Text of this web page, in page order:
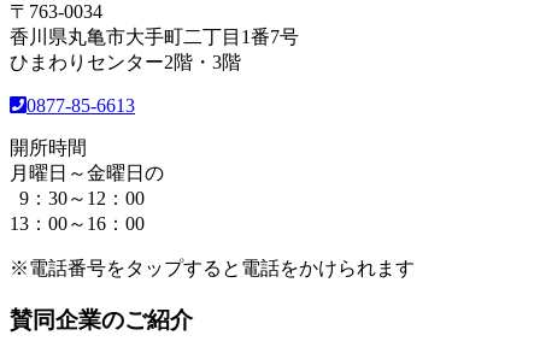
〒763-0034
香川県丸亀市大手町二丁目1番7号
ひまわりセンター2階・3階
0877-85-6613
開所時間
月曜日～金曜日の
9：30～12：00
13：00～16：00
※電話番号をタップすると電話をかけられます
賛同企業のご紹介